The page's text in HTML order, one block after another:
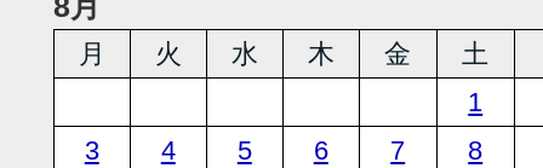
8月
月 火 水 木 金 土
1
3
4 5 6 7
8